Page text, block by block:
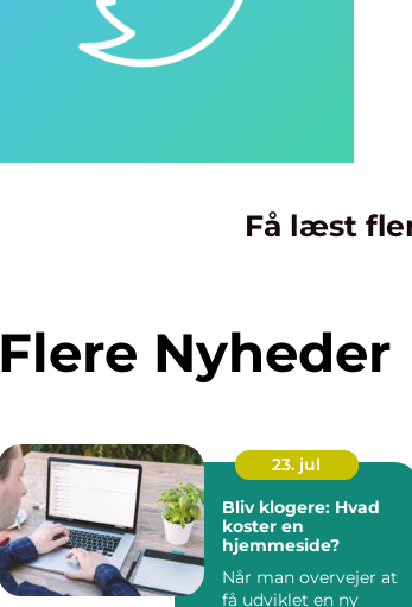
Få læst
Flere Nyheder
23. jul
Bliv klogere: Hvad
koster en
hjemmeside?
Når man overvejer at
få udviklet en ny